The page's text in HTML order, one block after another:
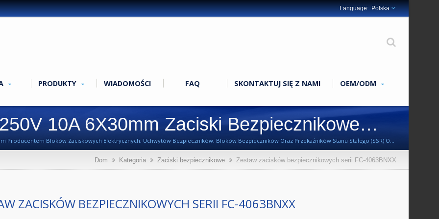
Polska
PRODUKTY WIADOMOŚCI FAQ SKONTAKTUJ SIĘ Z NAMI OEM/ODM
10A 6X30mm Zaciski Bezpiecznikowe
Producentem Bloków Zaciskowych Elektrycznych, Uchwytów Bezpieczników, Bloków Bezpieczników Oraz Przekaźników Stanu Stałego (SSR) Od
Dom
Kategoria Zaciski bezpiecznikowe Zestaw zacisków bezpiecznikowych serii FC-4063BNXX
ZACISKÓW BEZPIECZNIKOWYCH SERII FC-4063BNXX